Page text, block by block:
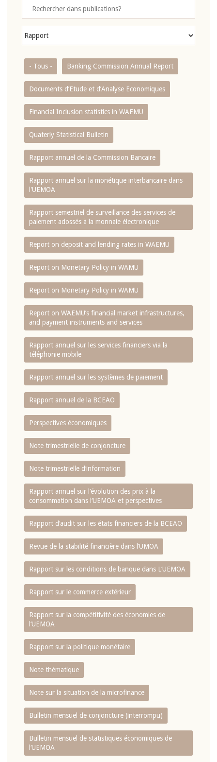
- Tous - Banking Commission Annual Report
Documents d’Etude et d’Analyse Economiques
Financial Inclusion statistics in WAEMU
Quaterly Statistical Bulletin
Rapport annuel de la Commission Bancaire
Rapport annuel sur la monétique interbancaire dans
l'UEMOA
Rapport semestriel de surveillance des services de
paiement adossés à la monnaie électronique
Report on deposit and lending rates in WAEMU
Report on Monetary Policy in WAMU
Report on Monetary Policy in WAMU
Report on WAEMU’s financial market infrastructures,
and payment instruments and services
Rapport annuel sur les services financiers via la
téléphonie mobile
Rapport annuel sur les systèmes de paiement
Rapport annuel de la BCEAO
Perspectives économiques
Note trimestrielle de conjoncture
Note trimestrielle d‘information
Rapport annuel sur l‘évolution des prix à la
consommation dans l‘UEMOA et perspectives
Rapport d‘audit sur les états financiers de la BCEAO
Revue de la stabilité financière dans l‘UMOA
Rapport sur les conditions de banque dans L‘UEMOA
Rapport sur le commerce extérieur
Rapport sur la compétitivité des économies de
l‘UEMOA
Rapport sur la politique monétaire
Note thématique
Note sur la situation de la microfinance
Bulletin mensuel de conjoncture (interrompu)
Bulletin mensuel de statistiques économiques de
l‘UEMOA